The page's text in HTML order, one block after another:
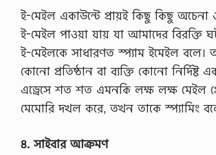
ই-মেইল একাউন্টে প্রায়ই কিছু কিছু
ই-মেইল পাওয়া যায় যা আমাদের বিরক্তি
ই-মেইলকে সাধারণত স্প্যাম ইমেইল
কোনো প্রতিষ্ঠান বা ব্যক্তি কোনো নির্দিষ্ট
এড্রেসে শত শত এমনকি লক্ষ লক্ষ মেইল
মেমোরি দখল করে, তখন তাকে স্প্যামিং
৪. সাইবার আক্রমণ